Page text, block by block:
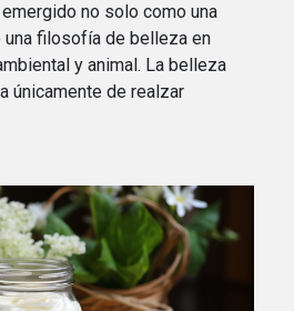
no solo como una
una filosofía de belleza en
y animal. La belleza
únicamente de realzar